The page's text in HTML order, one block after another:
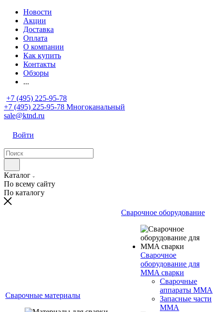
Новости
Акции
Доставка
Оплата
О компании
Как купить
Контакты
Обзоры
...
+7 (495) 225-95-78
+7 (495) 225-95-78 Многоканальный
sale@ktnd.ru
Войти
Каталог
По всему сайту
По каталогу
Сварочные материалы
Сварочное оборудование
Сварочное
оборудование для
MMA сварки
Сварочные
аппараты MMA
Запасные части
MMA